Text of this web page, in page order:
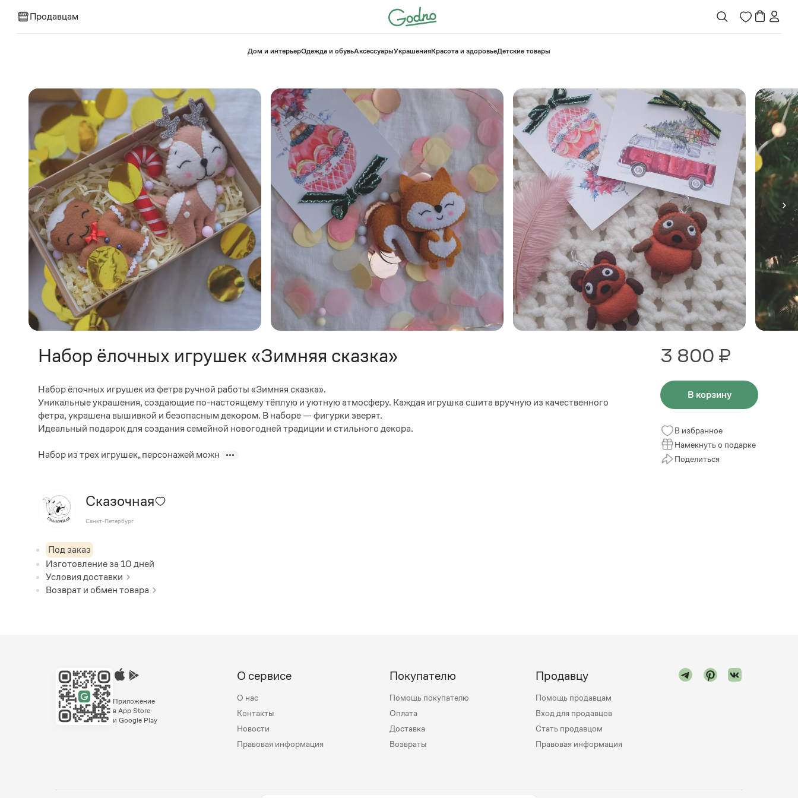
Продавцам
⁠Дом и интерьерОдежда и обувьАксессуарыУкрашенияКрасота и здоровье⁠Детские товары
Набор ёлочных игрушек «Зимняя сказка»
Набор ёлочных игрушек из фетра ручной работы «Зимняя сказка».
Уникальные украшения, создающие по-настоящему тёплую и уютную атмосферу. Каждая игрушка сшита вручную из качественного
фетра, украшена вышивкой и безопасным декором. В наборе — фигурки зверят.
Идеальный подарок для создания семейной новогодней традиции и стильного декора.
Набор из трех игрушек, персонажей можн
Сказочная
Санкт-Петербург
Под заказ
Изготовление за 10 дней
Условия доставки
Возврат и обмен товара
3 800 ₽
В корзину
В избранное
Намекнуть о подарке
Поделиться
Приложение
в App Store
и Google Play
О сервисе
О нас
Контакты
Новости
Правовая информация
Покупателю
Помощь покупателю
Оплата
Доставка
Возвраты
Продавцу
Помощь продавцам
Вход для продавцов
Стать продавцом
Правовая информация